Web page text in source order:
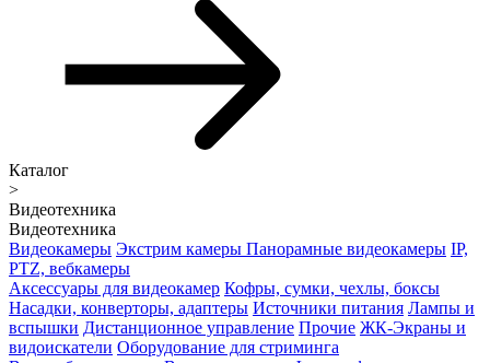
Каталог
>
Видеотехника
Видеотехника
Видеокамеры Экстрим камеры Панорамные видеокамеры IP,
PTZ, вебкамеры
Аксессуары для видеокамер Кофры, сумки, чехлы, боксы
Насадки, конверторы, адаптеры Источники питания Лампы и
вспышки Дистанционное управление Прочие ЖК-Экраны и
видоискатели Оборудование для стриминга